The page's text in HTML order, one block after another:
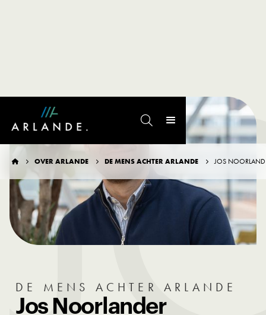

  OVER ARLANDE  DE MENS ACHTER ARLANDE  JOS
DE MENS ACHTER ARLANDE
Jos Noorlander